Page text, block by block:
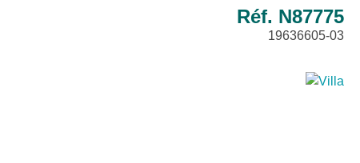
Réf. N87775
19636605-03